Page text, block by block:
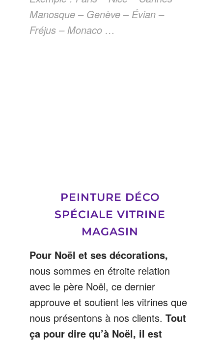
Manosque – Genève – Évian –
Fréjus – Monaco …
PEINTURE DÉCO
SPÉCIALE VITRINE
MAGASIN
Pour Noël et ses décorations,
nous sommes en étroite relation
avec le père Noël, ce dernier
approuve et soutient les vitrines que
nous présentons à nos clients. Tout
ça pour dire qu’à Noël, il est